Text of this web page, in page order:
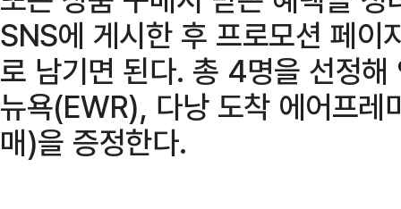
SNS에 게시한 후 프로모션 페이
로 남기면 된다. 총 4명을 선정
뉴욕(EWR), 다낭 도착 에어프레
매)을 증정한다.